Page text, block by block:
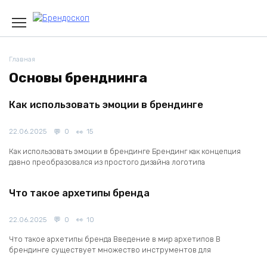
content
Главная
Основы бренднинга
Как использовать эмоции в брендинге
22.06.2025 0 15
Как использовать эмоции в брендинге Брендинг как концепция
давно преобразовался из простого дизайна логотипа
Что такое архетипы бренда
22.06.2025 0 10
Что такое архетипы бренда Введение в мир архетипов В
брендинге существует множество инструментов для